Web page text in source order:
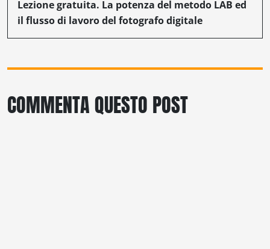
Lezione gratuita. La potenza del metodo LAB ed
il flusso di lavoro del fotografo digitale
COMMENTA QUESTO POST